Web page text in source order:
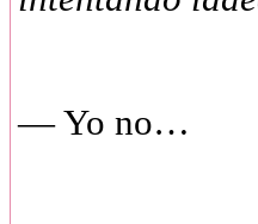
— Yo no…